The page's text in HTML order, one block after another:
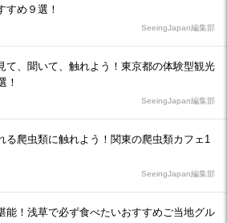
すめ９選！
SeeingJapan編集部
て、聞いて、触れよう！東京都の体験型観光
！
SeeingJapan編集部
る爬虫類に触れよう！関東の爬虫類カフェ1
SeeingJapan編集部
能！浅草で必ず食べたいおすすめご当地グル